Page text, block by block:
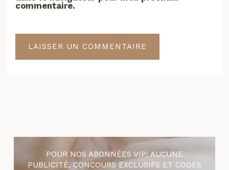
commentaire.
POUR NOS ABONNÉES VIP: AUCUNE
PUBLICITÉ, CONCOURS EXCLUSIFS ET CODES